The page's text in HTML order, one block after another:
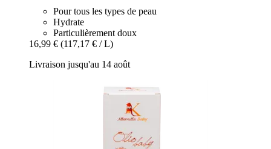
Pour tous les types de peau
Hydrate
Particulièrement doux
16,99 € (117,17 € / L)
Livraison jusqu'au 14 août